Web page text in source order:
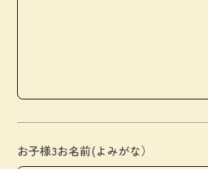
お子様3お名前(よみがな）